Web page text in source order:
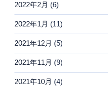
2022年2月 (6)
2022年1月 (11)
2021年12月 (5)
2021年11月 (9)
2021年10月 (4)